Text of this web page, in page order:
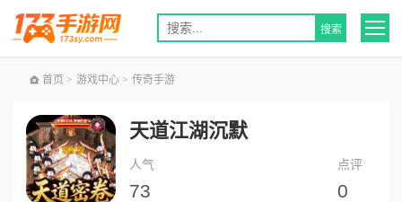
首页 > 游戏中心 > 传奇手游
天道江湖沉默
人气
73
点评
0